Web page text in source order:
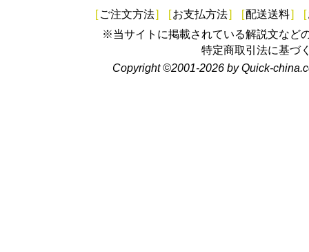
[ ご注文方法] [お支払方法] [配送送料] [
※当サイトに掲載されている解説文など
特定商取引法に基づ
Copyright ©2001-2026 by Quick-